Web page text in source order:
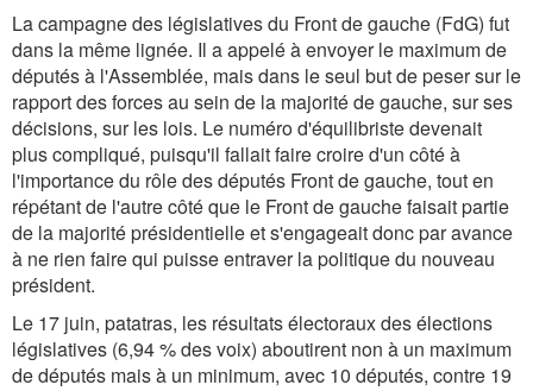
La campagne des législatives du Front de gauche (FdG) fut
dans la même lignée. Il a appelé à envoyer le maximum de
députés à l'Assemblée, mais dans le seul but de peser sur le
rapport des forces au sein de la majorité de gauche, sur ses
décisions, sur les lois. Le numéro d'équilibriste devenait
plus compliqué, puisqu'il fallait faire croire d'un côté à
l'importance du rôle des députés Front de gauche, tout en
répétant de l'autre côté que le Front de gauche faisait partie
de la majorité présidentielle et s'engageait donc par avance
à ne rien faire qui puisse entraver la politique du nouveau
président.
Le 17 juin, patatras, les résultats électoraux des élections
législatives (6,94 % des voix) aboutirent non à un maximum
de députés mais à un minimum, avec 10 députés, contre 19